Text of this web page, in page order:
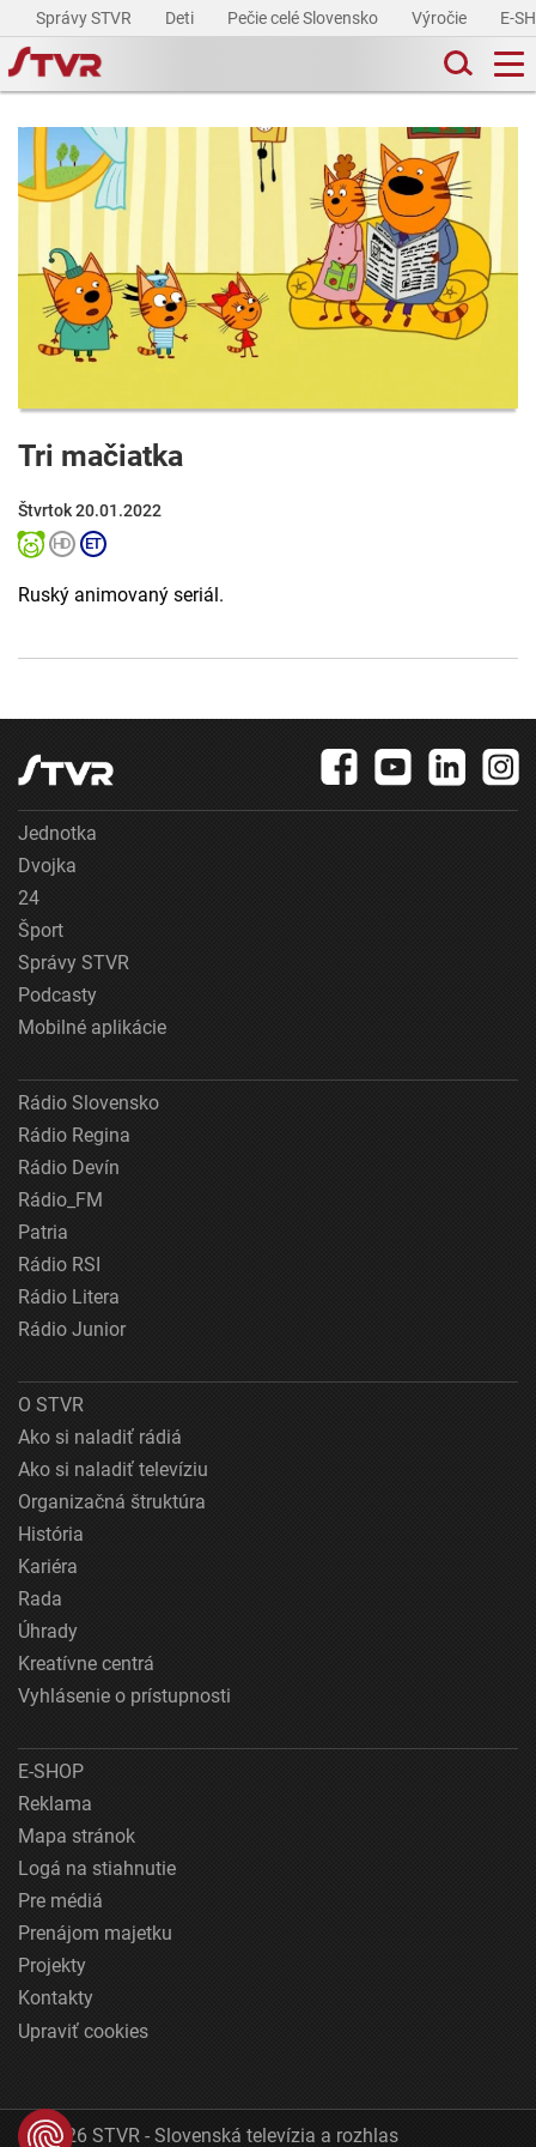
Správy STVR Deti Pečie celé Slovensko Výročie E-
Tri mačiatka
Štvrtok 20.01.2022
Ruský animovaný seriál.
Jednotka
Dvojka
24
Šport
Správy STVR
Podcasty
Mobilné aplikácie
Rádio Slovensko
Rádio Regina
Rádio Devín
Rádio_FM
Patria
Rádio RSI
Rádio Litera
Rádio Junior
O STVR
Ako si naladiť rádiá
Ako si naladiť televíziu
Organizačná štruktúra
História
Kariéra
Rada
Úhrady
Kreatívne centrá
Vyhlásenie o prístupnosti
E-SHOP
Reklama
Mapa stránok
Logá na stiahnutie
Pre médiá
Prenájom majetku
Projekty
Kontakty
Upraviť cookies
© 2026 STVR - Slovenská televízia a rozhlas